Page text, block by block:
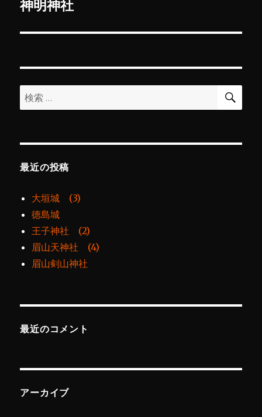
ゲ
ー
ン
次
投
神明神社
検
索:
検
最近の投稿
大垣城 (3)
徳島城
王子神社 (2)
眉山天神社 (4)
眉山剣山神社
最近のコメント
アーカイブ